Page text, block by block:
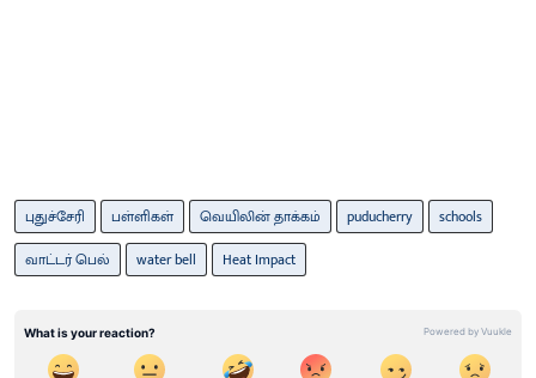
புதுச்சேரி பள்ளிகள் வெயிலின் தாக்கம் puducherry
schools
வாட்டர் பெல்
water bell Heat Impact